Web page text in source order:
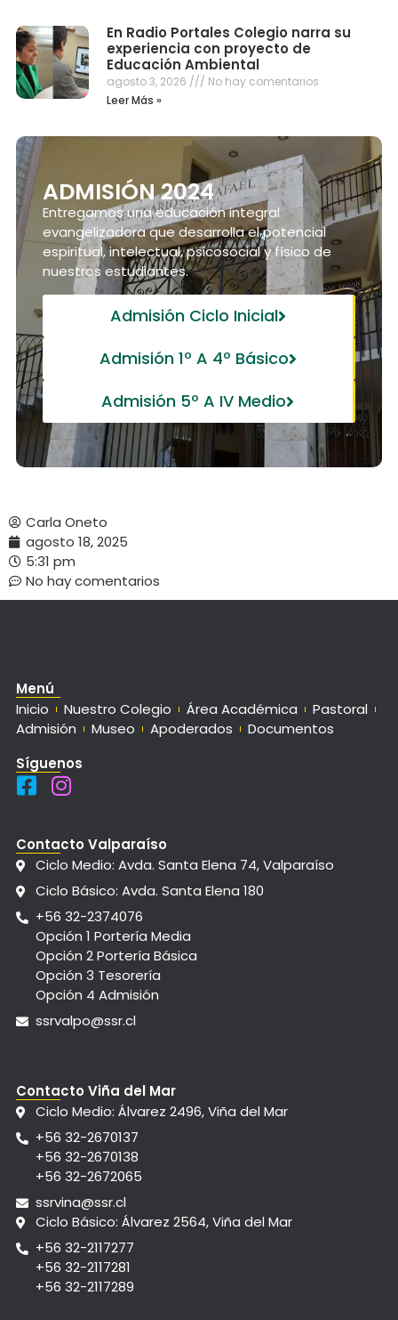
En Radio Portales Colegio narra su
experiencia con proyecto de
Educación Ambiental
agosto 3, 2026
No hay comentarios
Leer Más »
ADMISIÓN 2024
Entregamos una educación integral
evangelizadora que desarrolla el potencial
espiritual, intelectual, psicosocial y físico de
nuestros estudiantes.
Admisión Ciclo Inicial
Admisión 1º A 4º Básico
Admisión 5º A IV Medio
Carla Oneto
agosto 18, 2025
5:31 pm
No hay comentarios
Menú
Inicio
Nuestro Colegio Área Académica
Pastoral
Admisión
Museo Apoderados
Documentos
Síguenos
Contacto Valparaíso
Ciclo Medio: Avda. Santa Elena 74, Valparaíso
Ciclo Básico: Avda. Santa Elena 180
+56 32-2374076
Opción 1 Portería Media
Opción 2 Portería Básica
Opción 3 Tesorería
Opción 4 Admisión
ssrvalpo@ssr.cl
Contacto Viña del Mar
Ciclo Medio: Álvarez 2496, Viña del Mar
+56 32-2670137
+56 32-2670138
+56 32-2672065
ssrvina@ssr.cl
Ciclo Básico: Álvarez 2564, Viña del Mar
+56 32-2117277
+56 32-2117281
+56 32-2117289